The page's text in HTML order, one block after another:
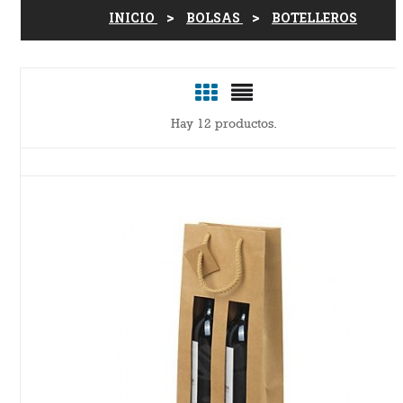
INICIO BOLSAS BOTELLEROS
Hay 12 productos.